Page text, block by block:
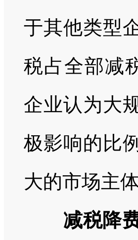
于其他类型
税占全部减
企业认为大
极影响的比
大的市场主体
减税降